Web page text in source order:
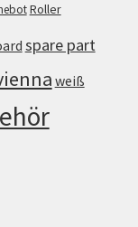
Roller
spare part
weiß